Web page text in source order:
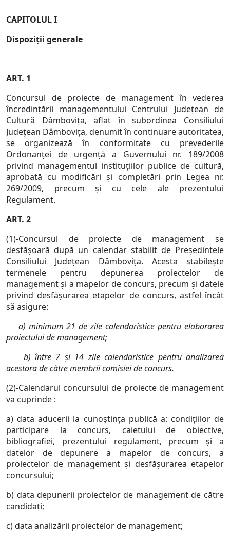
CAPITOLUL I
Dispoziţii generale
ART. 1
Concursul de proiecte de management în vederea
încredinţării managementului Centrului Judeţean de
Cultură Dâmboviţa, aflat în subordinea Consiliului
Judeţean Dâmboviţa, denumit în continuare autoritatea,
se organizează în conformitate cu prevederile
Ordonanţei de urgenţă a Guvernului nr. 189/2008
privind managementul instituţiilor publice de cultură,
aprobată cu modificări şi completări prin Legea nr.
269/2009, precum şi cu cele ale prezentului
Regulament.
ART. 2
(1)-Concursul de proiecte de management se
desfăşoară după un calendar stabilit de Preşedintele
Consiliului Judeţean Dâmboviţa. Acesta stabileşte
termenele pentru depunerea proiectelor de
management şi a mapelor de concurs, precum şi datele
privind desfăşurarea etapelor de concurs, astfel încât
să asigure:
a) minimum 21 de zile calendaristice pentru elaborarea
proiectului de management;
b) între 7 şi 14 zile calendaristice pentru analizarea
acestora de către membrii comisiei de concurs.
(2)-Calendarul concursului de proiecte de management
va cuprinde :
a) data aducerii la cunoştinţa publică a: condiţiilor de
participare la concurs, caietului de obiective,
bibliografiei, prezentului regulament, precum şi a
datelor de depunere a mapelor de concurs, a
proiectelor de management şi desfăşurarea etapelor
concursului;
b) data depunerii proiectelor de management de către
candidaţi;
c) data analizării proiectelor de management;